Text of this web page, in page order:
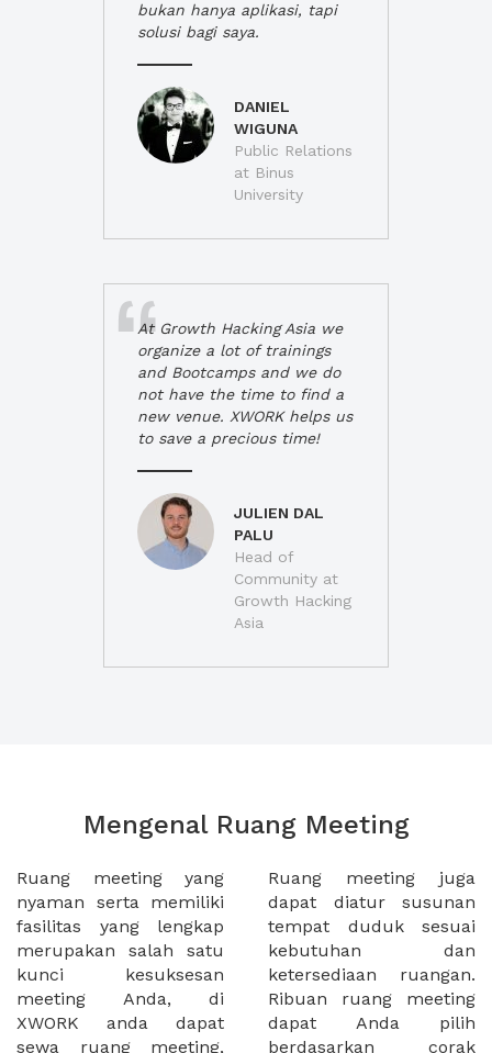
bukan hanya aplikasi, tapi
solusi bagi saya.
DANIEL
WIGUNA
Public Relations
at Binus
University
At Growth Hacking Asia we
organize a lot of trainings
and Bootcamps and we do
not have the time to find a
new venue. XWORK helps us
to save a precious time!
JULIEN DAL
PALU
Head of
Community at
Growth Hacking
Asia
Mengenal Ruang Meeting
Ruang meeting yang
nyaman serta memiliki
fasilitas yang lengkap
merupakan salah satu
kunci kesuksesan
meeting Anda, di
XWORK anda dapat
sewa ruang meeting,
Ruang meeting juga
dapat diatur susunan
tempat duduk sesuai
kebutuhan dan
ketersediaan ruangan.
Ribuan ruang meeting
dapat Anda pilih
berdasarkan corak